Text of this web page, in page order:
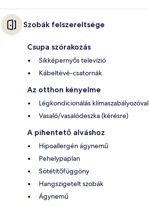
Szobák felszereltsége
Csupa szórakozás
Síkképernyős televízió
Kábeltévé-csatornák
Az otthon kényelme
Légkondicionálás klímaszabályozóval
Vasaló/vasalódeszka (kérésre)
A pihentető alváshoz
Hipoallergén ágynemű
Pehelypaplan
Sötétítőfüggöny
Hangszigetelt szobák
Ágynemű